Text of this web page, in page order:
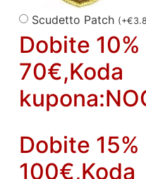
Scudetto Patch (+€
Dobite
70€,Koda
Dobite
100€,Koda